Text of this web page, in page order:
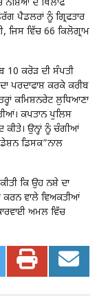
ਨਸ਼ਿਆਂ ਦੇ ਖਿਲਾਫ
ਪੈਡਲਰਾਂ ਨੂੰ ਗ੍ਰਿਫਤਾਰ
ਜਿਸ ਵਿੱਚ 66 ਕਿਲੋਗ੍ਰਾਮ
10 ਕਰੋੜ ਦੀ ਸੰਪਤੀ
ਪਰਦਾਫਾਸ਼ ਕਰਕੇ ਕਰੀਬ
ਕਮਿਸ਼ਨਰੇਟ ਲੁਧਿਆਣਾ
ਕਪਤਾਨ ਪੁਲਿਸ
ਕੀਤੇ। ਉਨ੍ਹਾਂ ਨੂੰ ਚੰਗੀਆਂ
ਡਿਸਕ”ਨਾਲ
ਕਿ ਉਹ ਨਸ਼ੇ ਦਾ
ਕਰਨ ਵਾਲੇ ਵਿਅਕਤੀਆਂ
ਅਮਲ ਵਿੱਚ